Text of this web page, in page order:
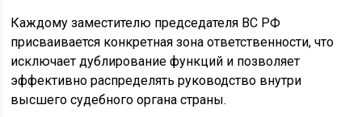
Каждому заместителю председателя ВС РФ
присваивается конкретная зона ответственности, что
исключает дублирование функций и позволяет
эффективно распределять руководство внутри
высшего судебного органа страны.